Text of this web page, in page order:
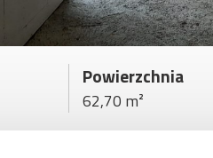
Powierzchnia
62,70 m²